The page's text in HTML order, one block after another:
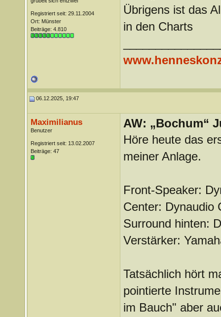
Registriert seit: 29.11.2004
Ort: Münster
Beiträge: 4.810
Übrigens ist das
in den Charts
06.12.2025, 19:47
Maximilianus
Benutzer
Registriert seit: 13.02.2007
Beiträge: 47
AW: „Bochum“
Höre heute das
meiner Anlage.
Front-Speaker:
Center: Dynaudio
Surround hinten:
Verstärker:
Tatsächlich hört
pointierte
im Bauch" aber